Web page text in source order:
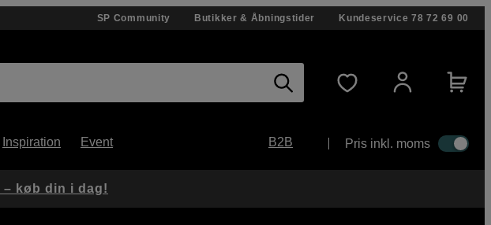
SP Community Butikker & Åbningstider Kundeservice 78 72 69 00
Inspiration Event B2B Pris inkl. moms
– køb din i dag!